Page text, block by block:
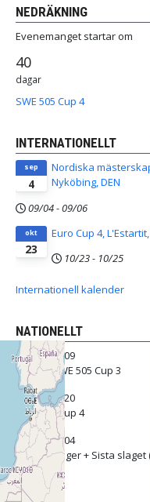
NEDRÄKNING
Evenemanget startar om
40
dagar
SWE 505 Cup 4
INTERNATIONELLT
4
sep
Nordiska
Nyköbing, DEN
09/04-09/06
23
okt
Euro Cup 4,
10/23- 10/25
Internationell kalender
NATIONELLT
08/08 - 08/09
SM och SWE 505 Cup 3
09/19 - 09/20
SWE 505 Cup 4
10/03 - 10/04
Träningsläger + Sista slaget